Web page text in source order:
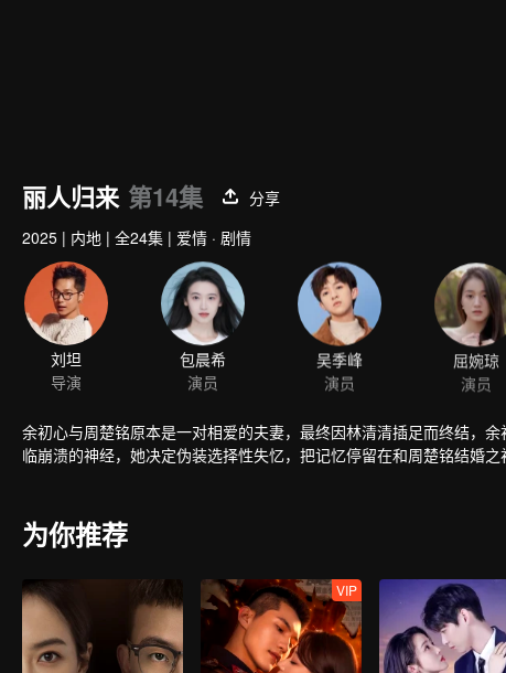
丽人归来 第14集
分享
2025 | 内地 | 全24集 | 爱情 · 剧情
刘坦
导演
包晨希
演员
吴季峰
演员
屈婉琼
演员
余初心与周楚铭原本是一对相爱的夫妻，最终因林清清插足而终结，
临崩溃的神经，她决定伪装选择性失忆，把记忆停留在和周楚铭结婚
为你推荐
VIP